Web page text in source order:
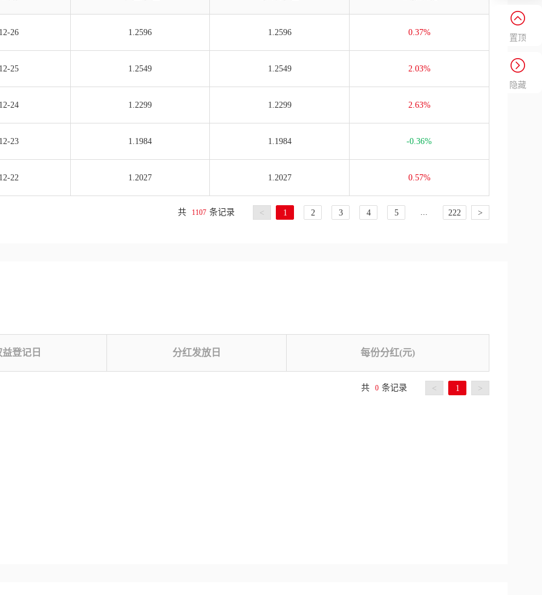
置顶
隐藏
26 1.2596 1.2596 0.37%
25 1.2549 1.2549 2.03%
24 1.2299 1.2299 2.63%
23 1.1984 1.1984 -0.36%
22 1.2027 1.2027 0.57%
共 1107 条记录 < 1 2 3 4 5 ... 222 >
益登记日 分红发放日 每份分红(元)
共 0 条记录 < 1 >